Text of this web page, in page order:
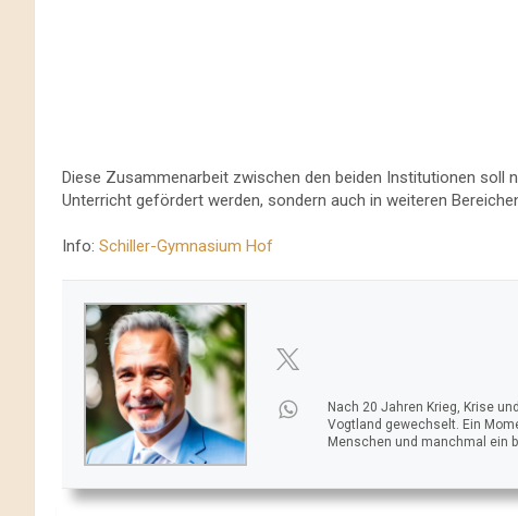
Diese Zusammenarbeit zwischen den beiden Institutionen soll
Unterricht gefördert werden, sondern auch in weiteren
Info: Schiller-Gymnasium Hof
Nach 20 Jahren Krieg, Krise
Vogtland gewechselt. Ein
Menschen und manchmal ein